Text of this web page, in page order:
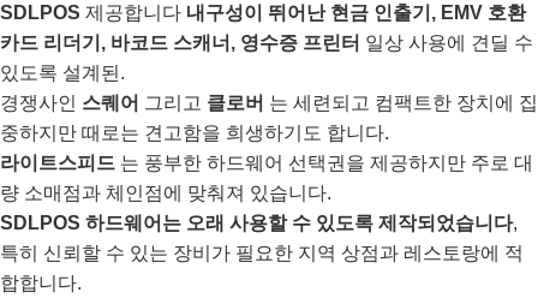
SDLPOS 제공합니다 내구성이 뛰어난 현금 인출기, EMV 호환
카드 리더기, 바코드 스캐너, 영수증 프린터 일상 사용에 견딜 수
있도록 설계된.
경쟁사인 스퀘어 그리고 클로버 는 세련되고 컴팩트한 장치에 집
중하지만 때로는 견고함을 희생하기도 합니다.
라이트스피드 는 풍부한 하드웨어 선택권을 제공하지만 주로 대
량 소매점과 체인점에 맞춰져 있습니다.
SDLPOS 하드웨어는 오래 사용할 수 있도록 제작되었습니다,
특히 신뢰할 수 있는 장비가 필요한 지역 상점과 레스토랑에 적
합합니다.